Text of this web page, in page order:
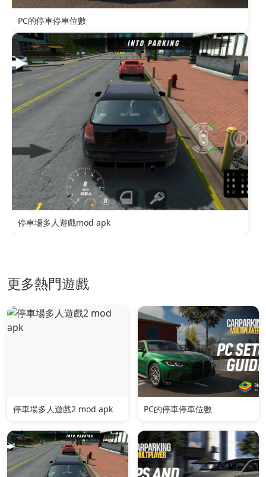
PC的停車停車位數
停車場多人遊戲mod apk
更多熱門遊戲
停車場多人遊戲2 mod apk PC的停車停車位數